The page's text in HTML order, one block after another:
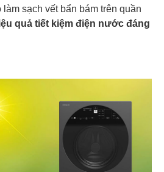
làm sạch vết bẩn bám trên quần
quả tiết kiệm điện nước đáng